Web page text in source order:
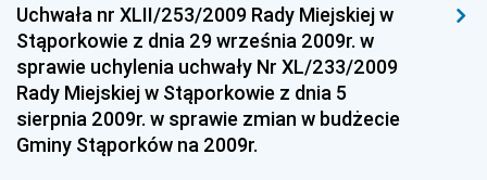
Dziennik Urzędowy Ministra Sportu
Dziennik Urzędowy Ministra Funduszy i Polityki
Regionalnej
Dziennik Urzędowy Ministra Aktywów Państwowych
Dziennik Urzędowy Ministra Zdrowia
Uchwała nr XLII/253/2009 Rady Miejskiej w
Stąporkowie z dnia 29 września 2009r. w
sprawie uchylenia uchwały Nr XL/233/2009
Rady Miejskiej w Stąporkowie z dnia 5
sierpnia 2009r. w sprawie zmian w budżecie
Gminy Stąporków na 2009r.